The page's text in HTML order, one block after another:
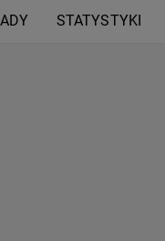
STATYSTYKI